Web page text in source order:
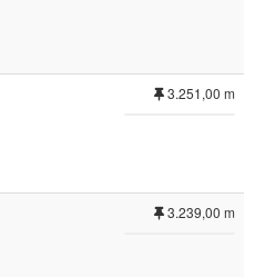
3.251,00 m
3.239,00 m